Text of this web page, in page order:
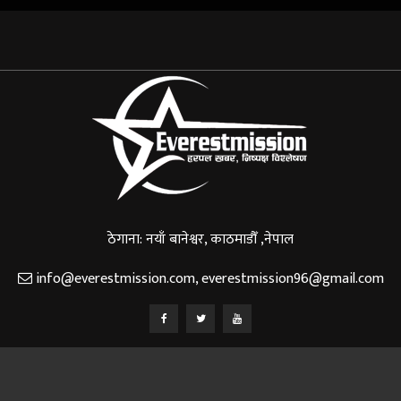
ठेगाना: नयाँ बानेश्वर, काठमाडौँ ,नेपाल
info@everestmission.com,everestmission96@gmail.com